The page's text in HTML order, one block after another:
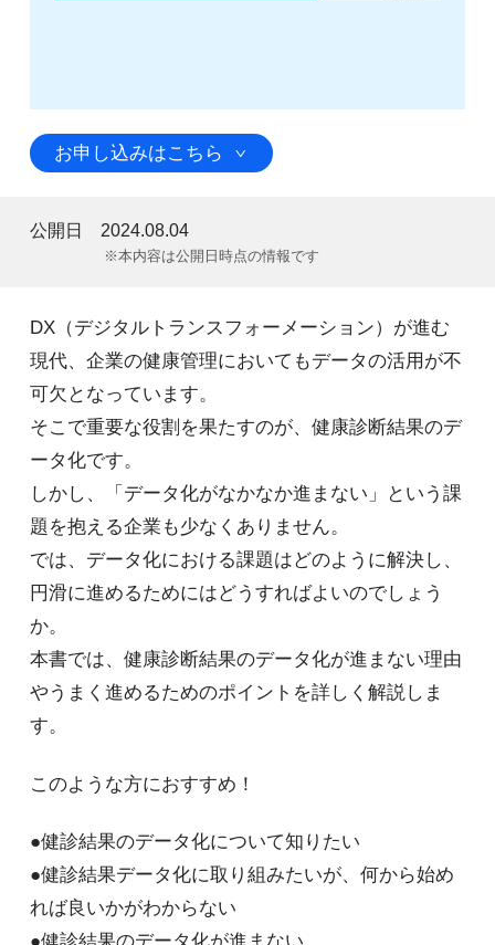
お申し込みはこちら
公開日 2024.08.04
※本内容は公開日時点の情報です
DX（デジタルトランスフォーメーション）が進む
現代、企業の健康管理においてもデータの活用が不
可欠となっています。
そこで重要な役割を果たすのが、健康診断結果のデ
ータ化です。
しかし、「データ化がなかなか進まない」という課
題を抱える企業も少なくありません。
では、データ化における課題はどのように解決し、
円滑に進めるためにはどうすればよいのでしょう
か。
本書では、健康診断結果のデータ化が進まない理由
やうまく進めるためのポイントを詳しく解説しま
す。
このような方におすすめ！
●健診結果のデータ化について知りたい
●健診結果データ化に取り組みたいが、何から始め
れば良いかがわからない